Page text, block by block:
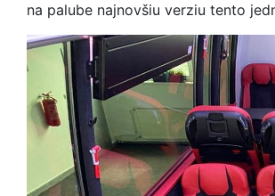
na palube najnovšiu verziu tento